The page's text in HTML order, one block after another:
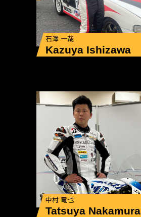
石澤 一哉
Kazuya Ishizawa
中村 竜也
Tatsuya Nakamura